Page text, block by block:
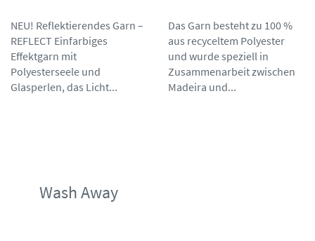
NEU! Reflektierendes Garn –
REFLECT Einfarbiges
Effektgarn mit
Polyesterseele und
Glasperlen, das Licht...
Das Garn besteht zu 100 %
aus recyceltem Polyester
und wurde speziell in
Zusammenarbeit zwischen
Madeira und...
Wash Away